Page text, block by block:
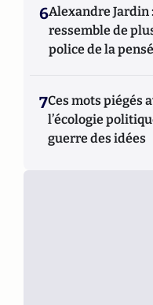
6Alexandre Jardin
ressemble de
police de la
7Ces mots piégés
l’écologie
guerre des idées